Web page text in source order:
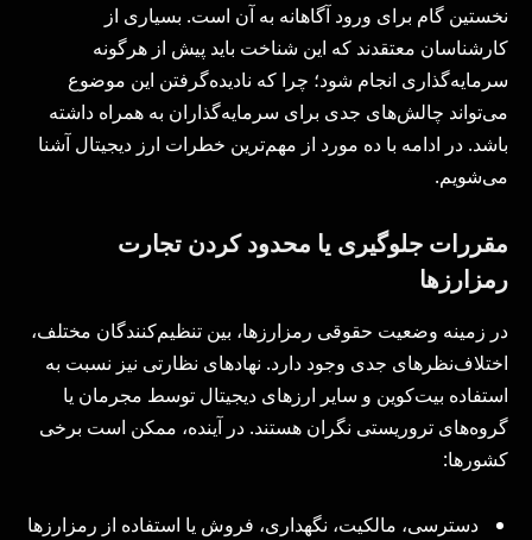
نخستین گام برای ورود آگاهانه به آن است. بسیاری از
کارشناسان معتقدند که این شناخت باید پیش از هرگونه
سرمایه‌گذاری انجام شود؛ چرا که نادیده‌گرفتن این موضوع
می‌تواند چالش‌های جدی برای سرمایه‌گذاران به همراه داشته
باشد. در ادامه با ده مورد از مهم‌ترین خطرات ارز دیجیتال آشنا
می‌شویم.
مقررات جلوگیری یا محدود کردن تجارت
رمزارزها
در زمینه وضعیت حقوقی رمزارزها، بین تنظیم‌کنندگان مختلف،
اختلاف‌نظرهای جدی وجود دارد. نهادهای نظارتی نیز نسبت به
استفاده بیت‌کوین و سایر ارزهای دیجیتال توسط مجرمان یا
گروه‌های تروریستی نگران هستند. در آینده، ممکن است برخی
کشورها:
دسترسی، مالکیت، نگهداری، فروش یا استفاده از رمزارزها